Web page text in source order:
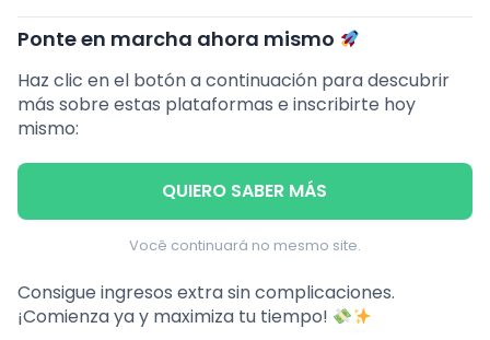
Ponte en marcha ahora mismo
Haz clic en el botón a continuación para descubrir
más sobre estas plataformas e inscribirte hoy
mismo:
QUIERO SABER MÁS
Você continuará no mesmo site.
Consigue ingresos extra sin complicaciones.
¡Comienza ya y maximiza tu tiempo!